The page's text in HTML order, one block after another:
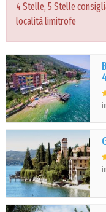
4 Stelle, 5 Stelle
località limitrofe